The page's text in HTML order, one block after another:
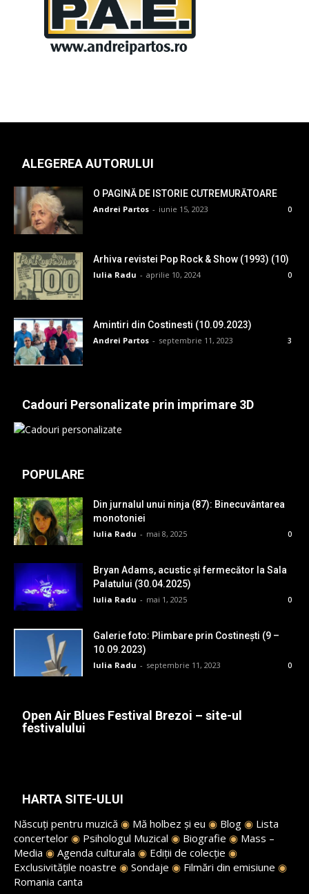
ALEGEREA AUTORULUI
O PAGINĂ DE ISTORIE CUTREMURĂTOARE
Andrei Partos - iunie 15, 2023 0
Arhiva revistei Pop Rock & Show (1993) (10)
Iulia Radu - aprilie 10, 2024 0
Amintiri din Costinesti (10.09.2023)
Andrei Partos - septembrie 11, 2023 3
Cadouri Personalizate prin imprimare 3D
POPULARE
Din jurnalul unui ninja (87): Binecuvântarea
monotoniei
Iulia Radu - mai 8, 2025 0
Bryan Adams, acustic și fermecător la Sala
Palatului (30.04.2025)
Iulia Radu - mai 1, 2025 0
Galerie foto: Plimbare prin Costinești (9 –
10.09.2023)
Iulia Radu - septembrie 11, 2023 0
Open Air Blues Festival Brezoi – site-ul
festivalului
HARTA SITE-ULUI
Născuți pentru muzică ◉ Mă holbez și eu ◉ Blog ◉ Lista
concertelor ◉ Psihologul Muzical ◉ Biografie ◉ Mass –
Media ◉ Agenda culturala ◉ Ediții de colecție ◉
Exclusivitățile noastre ◉ Sondaje ◉ Filmări din emisiune ◉
Romania canta